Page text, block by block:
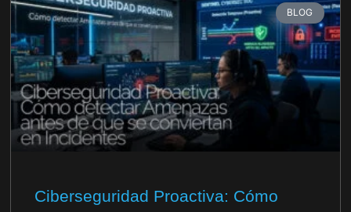
BLOG
Ciberseguridad Proactiva: Cómo